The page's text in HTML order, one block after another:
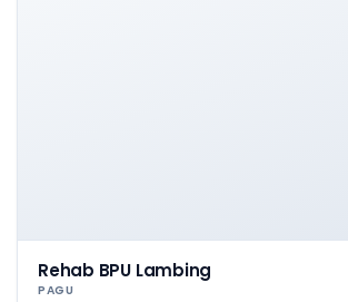
Rehab BPU Lambing
PAGU